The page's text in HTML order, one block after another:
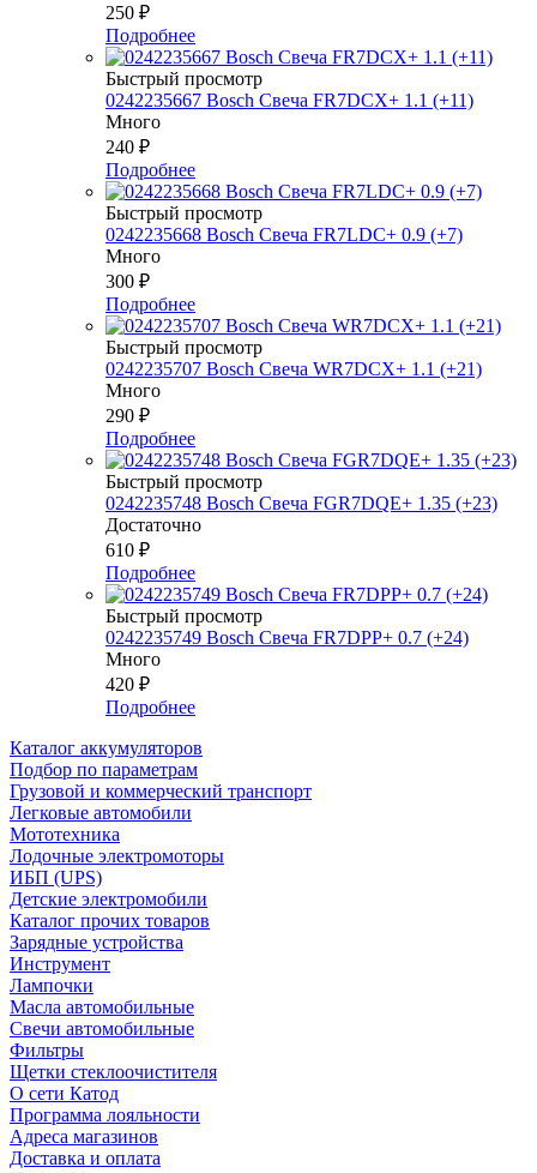
250 ₽
Подробнее
Быстрый просмотр
0242235667 Bosch Свеча FR7DCX+ 1.1 (+11)
Много
240 ₽
Подробнее
Быстрый просмотр
0242235668 Bosch Свеча FR7LDC+ 0.9 (+7)
Много
300 ₽
Подробнее
Быстрый просмотр
0242235707 Bosch Свеча WR7DCX+ 1.1 (+21)
Много
290 ₽
Подробнее
Быстрый просмотр
0242235748 Bosch Свеча FGR7DQE+ 1.35 (+23)
Достаточно
610 ₽
Подробнее
Быстрый просмотр
0242235749 Bosch Свеча FR7DPP+ 0.7 (+24)
Много
420 ₽
Подробнее
Каталог аккумуляторов
Подбор по параметрам
Грузовой и коммерческий транспорт
Легковые автомобили
Мототехника
Лодочные электромоторы
ИБП (UPS)
Детские электромобили
Каталог прочих товаров
Зарядные устройства
Инструмент
Лампочки
Масла автомобильные
Свечи автомобильные
Фильтры
Щетки стеклоочистителя
О сети Катод
Программа лояльности
Адреса магазинов
Доставка и оплата